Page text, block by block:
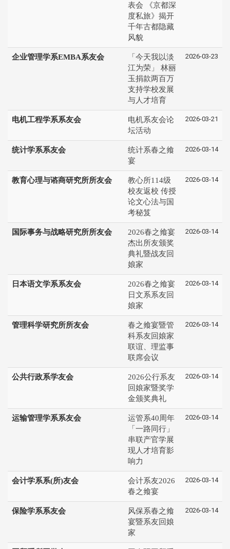
表会 《京都深
度私旅》揭开
千年古都隐藏
风貌
企业管理学系EMBA系友会
「今天我以淡
江为荣」 林丽
玉捐款两百万
支持学校发展
与人才培育
2026-03-23
电机工程学系系友会
电机系友会论
坛活动
2026-03-21
统计学系系友会
统计系春之飨
宴
2026-03-14
教育心理与谘商研究所所友会
教心所114级
校友返校 传授
论文心法与国
考秘笈
2026-03-14
国际事务与战略研究所所友会
2026春之飨宴
杰出所友颁奖
典礼暨战友回
娘家
2026-03-14
日本语文学系系友会
2026春之飨宴
日文系系友回
娘家
2026-03-14
管理科学研究所所友会
春之飨宴暨管
科系友回娘家
联谊、理监事
联席会议
2026-03-14
公共行政系学友会
2026公行系友
回娘家暨奖学
金颁奖典礼
2026-03-14
运输管理学系系友会
运管系40周年
「一路同行」
串联产官学展
现人才培育影
响力
2026-03-14
会计学系系(所)友会
会计系友2026
春之飨宴
2026-03-14
保险学系系友会
风保系春之飨
宴暨系友回娘
家
2026-03-14